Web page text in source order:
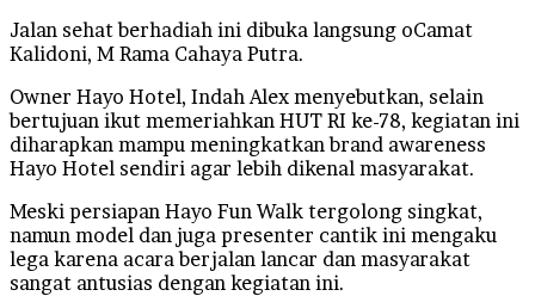
Jalan sehat berhadiah ini dibuka langsung oCamat
Kalidoni, M Rama Cahaya Putra.
Owner Hayo Hotel, Indah Alex menyebutkan, selain
bertujuan ikut memeriahkan HUT RI ke-78, kegiatan ini
diharapkan mampu meningkatkan brand awareness
Hayo Hotel sendiri agar lebih dikenal masyarakat.
Meski persiapan Hayo Fun Walk tergolong singkat,
namun model dan juga presenter cantik ini mengaku
lega karena acara berjalan lancar dan masyarakat
sangat antusias dengan kegiatan ini.